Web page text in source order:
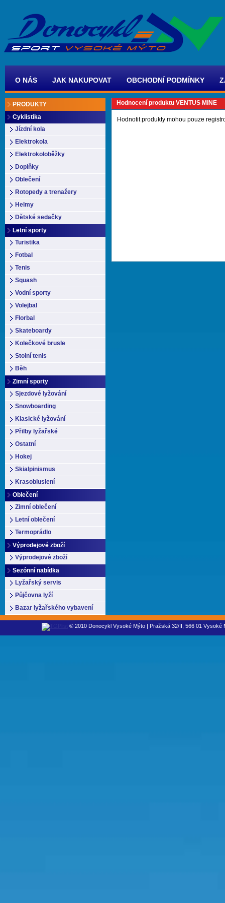
O NÁS JAK NAKUPOVAT OBCHODNÍ PODMÍNKY
PRODUKTY
Cyklistika
Jízdní kola
Elektrokola
Elektrokoloběžky
Doplňky
Oblečení
Rotopedy a trenažery
Helmy
Dětské sedačky
Letní sporty
Turistika
Fotbal
Tenis
Squash
Vodní sporty
Volejbal
Florbal
Skateboardy
Kolečkové brusle
Stolní tenis
Běh
Zimní sporty
Sjezdové lyžování
Snowboarding
Klasické lyžování
Přilby lyžařské
Ostatní
Hokej
Skialpinismus
Krasobluslení
Oblečení
Zimní oblečení
Letní oblečení
Termoprádlo
Výprodejové zboží
Výprodejové zboží
Sezónní nabídka
Lyžařský servis
Půjčovna lyží
Bazar lyžařského vybavení
Hodnocení produktu VENTUS MINE
Hodnotit produkty mohou pouze
© 2010 Donocykl Vysoké Mýto | Pražská 32/II, 566 01 Vysoké